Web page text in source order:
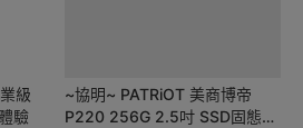
級
驗
~協明~ PATRiOT 美商博帝
P220 256G 2.5吋 SSD固態硬